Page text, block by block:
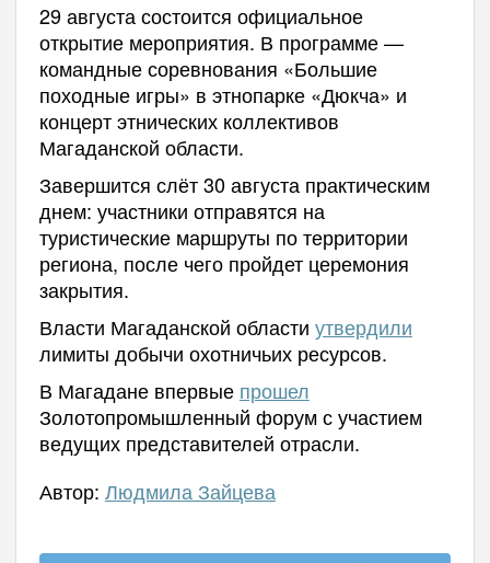
29 августа состоится официальное
открытие мероприятия. В программе —
командные соревнования «Большие
походные игры» в этнопарке «Дюкча» и
концерт этнических коллективов
Магаданской области.
Завершится слёт 30 августа практическим
днем: участники отправятся на
туристические маршруты по территории
региона, после чего пройдет церемония
закрытия.
Власти Магаданской области утвердили
лимиты добычи охотничьих ресурсов.
В Магадане впервые прошел
Золотопромышленный форум с участием
ведущих представителей отрасли.
Автор: Людмила Зайцева